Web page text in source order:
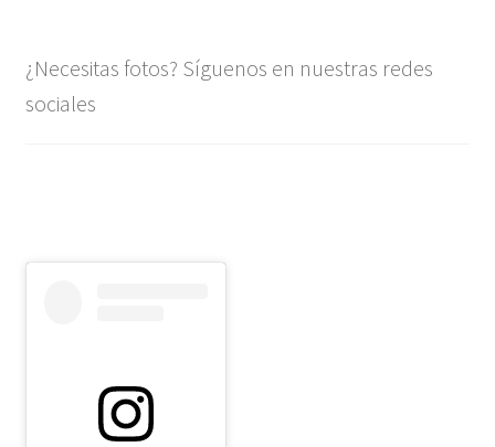
¿Necesitas fotos? Síguenos en nuestras redes
sociales